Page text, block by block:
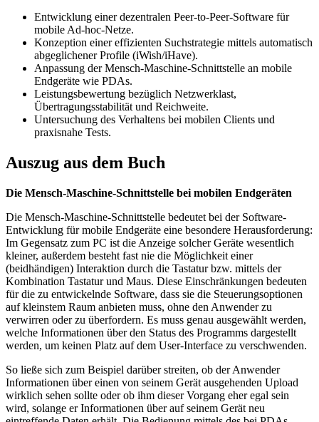
Entwicklung einer dezentralen Peer-to-Peer-Software für
mobile Ad-hoc-Netze.
Konzeption einer effizienten Suchstrategie mittels automatisch
abgeglichener Profile (iWish/iHave).
Anpassung der Mensch-Maschine-Schnittstelle an mobile
Endgeräte wie PDAs.
Leistungsbewertung bezüglich Netzwerklast,
Übertragungsstabilität und Reichweite.
Untersuchung des Verhaltens bei mobilen Clients und
praxisnahe Tests.
Auszug aus dem Buch
Die Mensch-Maschine-Schnittstelle bei mobilen Endgeräten
Die Mensch-Maschine-Schnittstelle bedeutet bei der Software-
Entwicklung für mobile Endgeräte eine besondere Herausforderung:
Im Gegensatz zum PC ist die Anzeige solcher Geräte wesentlich
kleiner, außerdem besteht fast nie die Möglichkeit einer
(beidhändigen) Interaktion durch die Tastatur bzw. mittels der
Kombination Tastatur und Maus. Diese Einschränkungen bedeuten
für die zu entwickelnde Software, dass sie die Steuerungsoptionen
auf kleinstem Raum anbieten muss, ohne den Anwender zu
verwirren oder zu überfordern. Es muss genau ausgewählt werden,
welche Informationen über den Status des Programms dargestellt
werden, um keinen Platz auf dem User-Interface zu verschwenden.
So ließe sich zum Beispiel darüber streiten, ob der Anwender
Informationen über einen von seinem Gerät ausgehenden Upload
wirklich sehen sollte oder ob ihm dieser Vorgang eher egal sein
wird, solange er Informationen über auf seinem Gerät neu